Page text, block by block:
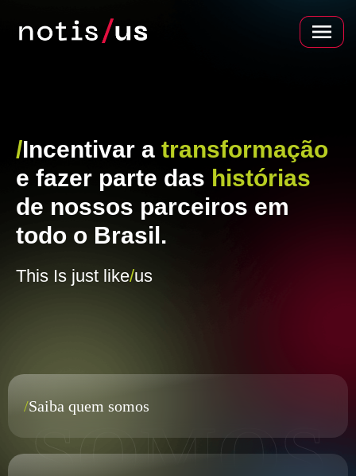
/Incentivar a transformação
e fazer parte das histórias
de nossos parceiros em
todo o Brasil.
This Is just like/us
/Saiba quem somos